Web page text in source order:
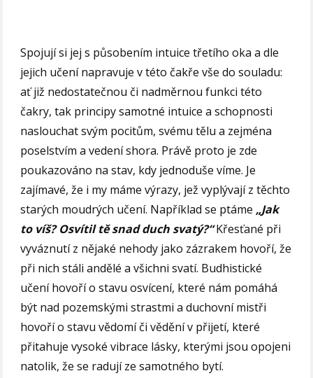
Spojují si jej s působením intuice třetího oka a dle
jejich učení napravuje v této čakře vše do souladu:
ať již nedostatečnou či nadměrnou funkci této
čakry, tak principy samotné intuice a schopnosti
naslouchat svým pocitům, svému tělu a zejména
poselstvím a vedení shora. Právě proto je zde
poukazováno na stav, kdy jednoduše víme. Je
zajímavé, že i my máme výrazy, jež vyplývají z těchto
starých moudrých učení. Například se ptáme „Jak
to víš? Osvítil tě snad duch svatý?“Křesťané při
vyváznutí z nějaké nehody jako zázrakem hovoří, že
při nich stáli andělé a všichni svatí. Budhistické
učení hovoří o stavu osvícení, které nám pomáhá
být nad pozemskými strastmi a duchovní mistři
hovoří o stavu vědomí či vědění v přijetí, které
přitahuje vysoké vibrace lásky, kterými jsou opojeni
natolik, že se radují ze samotného bytí.